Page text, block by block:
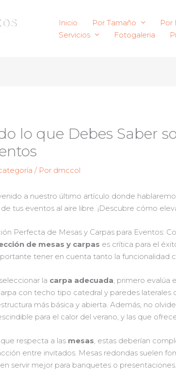
Inicio Por Tamaño Por
Servicios
Fotogaleria
lo que Debes Saber
/ Por dmccol
a nuestro último artículo donde
tus eventos al aire libre. ¡Descubre cómo
Perfecta de Mesas y Carpas para Eventos:
de mesas y carpas es crítica para el
tener en cuenta tanto la funcionalidad
la carpa adecuada, primero evalúa
con techo tipo catedral y paredes
más básica y abierta. Además, no
para el calor del verano, y las que
que respecta a las mesas, estas deberían
entre invitados. Mesas redondas suelen
servir mejor para banquetes o